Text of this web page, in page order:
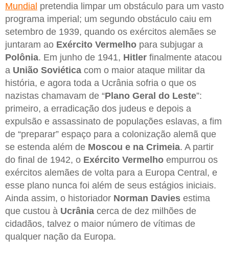
Mundial pretendia limpar um obstáculo para um vasto
programa imperial; um segundo obstáculo caiu em
setembro de 1939, quando os exércitos alemães se
juntaram ao Exército Vermelho para subjugar a
Polônia. Em junho de 1941, Hitler finalmente atacou
a União Soviética com o maior ataque militar da
história, e agora toda a Ucrânia sofria o que os
nazistas chamavam de “Plano Geral do Leste”:
primeiro, a erradicação dos judeus e depois a
expulsão e assassinato de populações eslavas, a fim
de “preparar” espaço para a colonização alemã que
se estenda além de Moscou e na Crimeia. A partir
do final de 1942, o Exército Vermelho empurrou os
exércitos alemães de volta para a Europa Central, e
esse plano nunca foi além de seus estágios iniciais.
Ainda assim, o historiador Norman Davies estima
que custou à Ucrânia cerca de dez milhões de
cidadãos, talvez o maior número de vítimas de
qualquer nação da Europa.